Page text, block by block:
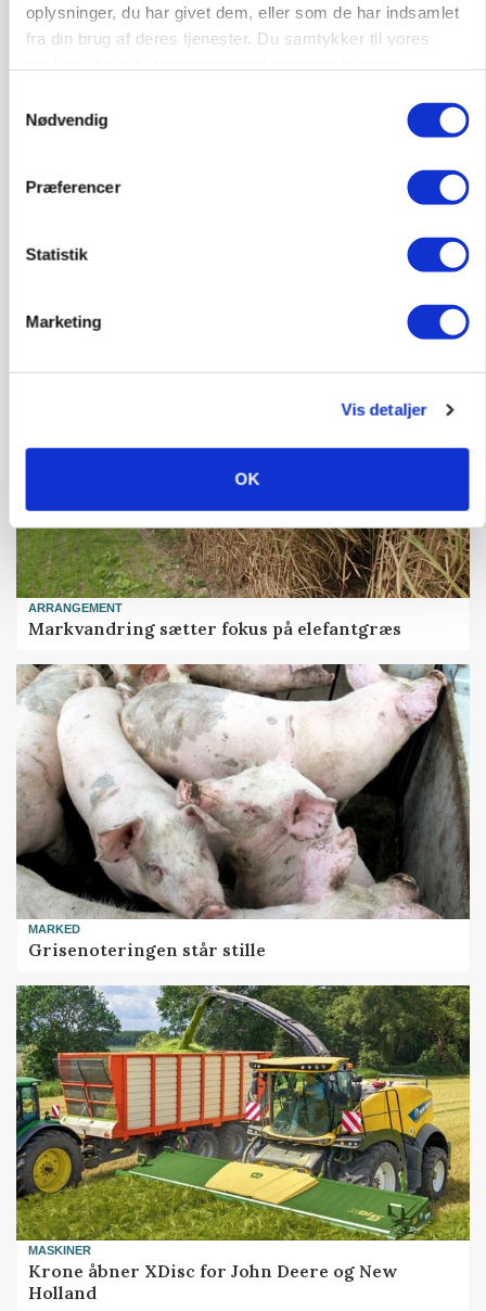
oplysninger, du har givet dem, eller som de har indsamlet
fra din brug af deres tjenester. Du samtykker til vores
Nødvendig
Præferencer
Statistik
Marketing
Vis detaljer
OK
GRISE
katastrofe
ARRANGEMENT
Markvandring sætter fokus på elefantgræs
MARKED
Grisenoteringen står stille
MASKINER
Krone åbner XDisc for John Deere og New
Holland